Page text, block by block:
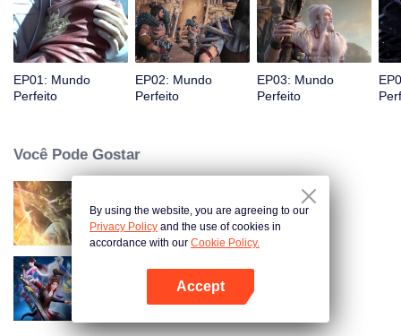
Abra o programa
EP01: Mundo
Perfeito
EP02: Mundo
Perfeito
EP03: Mundo
Perfeito
Você Pode Gostar
Mundo dos Imortais
Fights Break Sphere S2
By using the website, you are agreeing to our
Privacy Policy and the use of cookies in
accordance with our Cookie Policy.
Accept